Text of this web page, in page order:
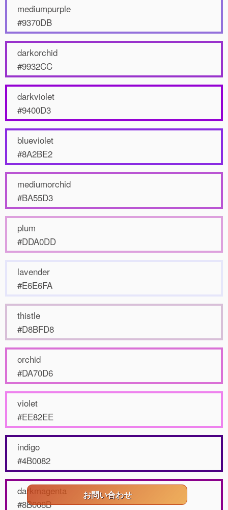
mediumpurple
#9370DB
darkorchid
#9932CC
darkviolet
#9400D3
blueviolet
#8A2BE2
mediumorchid
#BA55D3
plum
#DDA0DD
lavender
#E6E6FA
thistle
#D8BFD8
orchid
#DA70D6
violet
#EE82EE
indigo
#4B0082
darkmagenta
#8B008B
お問い合わせ